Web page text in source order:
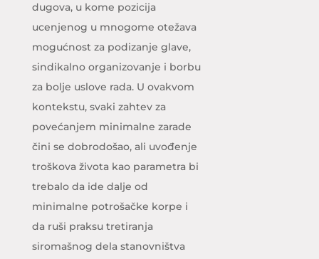
dugova, u kome pozicija
ucenjenog u mnogome otežava
mogućnost za podizanje glave,
sindikalno organizovanje i borbu
za bolje uslove rada. U ovakvom
kontekstu, svaki zahtev za
povećanjem minimalne zarade
čini se dobrodošao, ali uvođenje
troškova života kao parametra bi
trebalo da ide dalje od
minimalne potrošačke korpe i
da ruši praksu tretiranja
siromašnog dela stanovništva